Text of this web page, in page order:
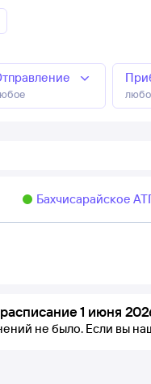
Бахчисарайское
1 июня
не было. Если вы